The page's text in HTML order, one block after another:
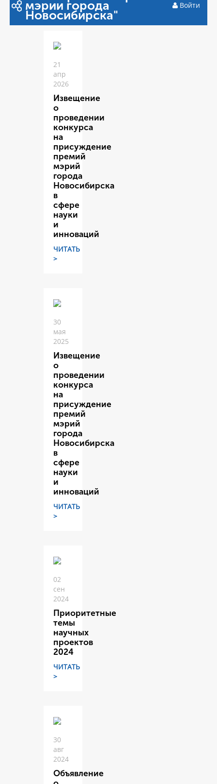
мэрии города
Новосибирска"
Войти
21
апр
2026
Извещение
о
проведении
конкурса
на
присуждение
премий
мэрий
города
Новосибирска
в
сфере
науки
и
инноваций
ЧИТАТЬ
>
30
мая
2025
Извещение
о
проведении
конкурса
на
присуждение
премий
мэрий
города
Новосибирска
в
сфере
науки
и
инноваций
ЧИТАТЬ
>
02
сен
2024
Приоритетные
темы
научных
проектов
2024
ЧИТАТЬ
>
30
авг
2024
Объявление